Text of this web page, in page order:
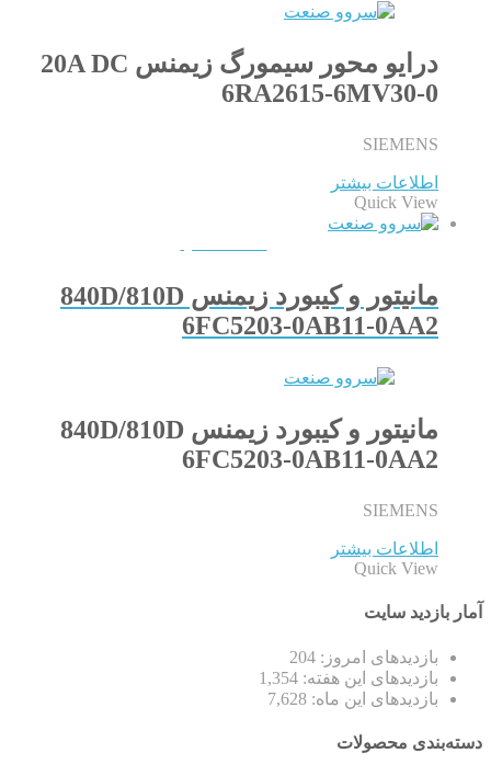
درایو محور سیمورگ زیمنس 20A DC
6RA2615-6MV30-0
SIEMENS
اطلاعات بیشتر
Quick View
مانیتور و کیبورد زیمنس 840D/810D
6FC5203-0AB11-0AA2
مانیتور و کیبورد زیمنس 840D/810D
6FC5203-0AB11-0AA2
SIEMENS
اطلاعات بیشتر
Quick View
آمار بازدید سایت
بازدیدهای امروز: 204
بازدیدهای این هفته: 1,354
بازدیدهای این ماه: 7,628
دسته‌بندی محصولات